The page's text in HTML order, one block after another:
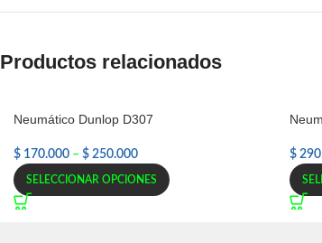
Productos relacionados
Neumático Dunlop D307
$ 170.000 – $ 250.000
SELECCIONAR OPCIONES
$